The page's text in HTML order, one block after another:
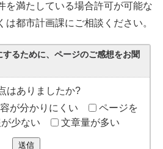
を満たしている場合許可が可能な
都市計画課にご相談ください。
るために、ページのご感想をお聞
はありましたか?
が分かりにくい
ページを
少ない 文章量が多い
送信